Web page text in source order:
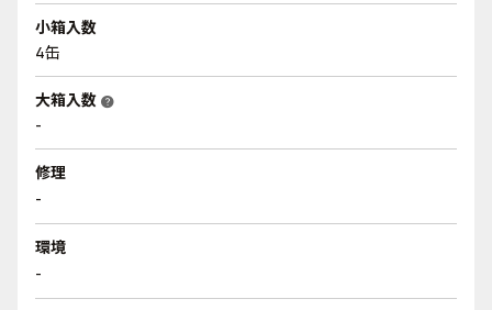
小箱入数
4缶
大箱入数 help
-
修理
-
環境
-